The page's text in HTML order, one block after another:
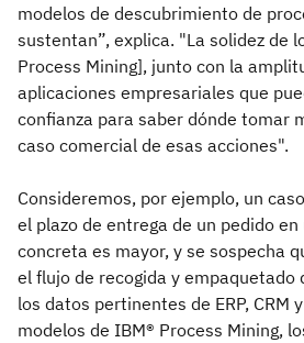
modelos de descubrimiento de
sustentan”, explica. "La solidez de
Process Mining], junto con la
aplicaciones empresariales que
confianza para saber dónde tomar
caso comercial de esas acciones".
Consideremos, por ejemplo, un
el plazo de entrega de un pedido en
concreta es mayor, y se sospecha
el flujo de recogida y empaquetado
los datos pertinentes de ERP, CRM
modelos de IBM® Process Mining,